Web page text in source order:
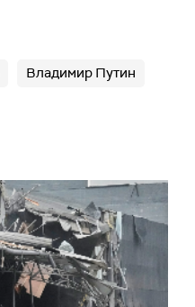
Владимир Путин